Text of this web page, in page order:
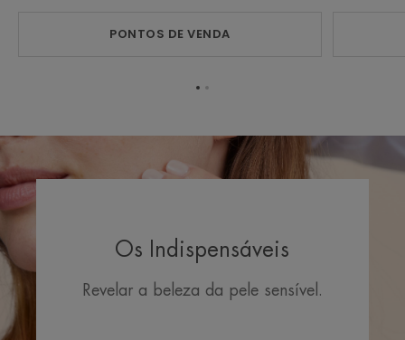
PONTOS DE VENDA
o
item
o
item
Os Indispensáveis
Revelar a beleza da pele sensível.